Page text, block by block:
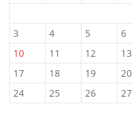
3
4 5 6
10
11 12 13
17
18 19 20
24
25 26 27